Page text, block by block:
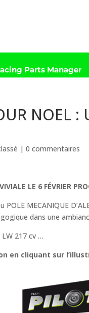
Parts Manager
NOEL :
|0 commentaires
LE 6 FÉVRIER
MECANIQUE
dans une
LW 217 cv …
en cliquant sur